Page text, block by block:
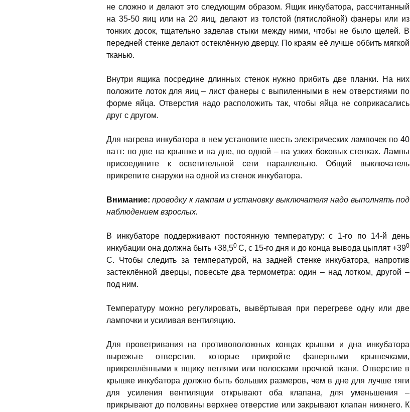
не сложно и делают это следующим образом. Ящик инкубатора, рассчитанный
на 35-50 яиц или на 20 яиц, делают из толстой (пятислойной) фанеры или из
тонких досок, тщательно заделав стыки между ними, чтобы не было щелей. В
передней стенке делают остеклённую дверцу. По краям её лучше оббить мягкой
тканью.
Внутри ящика посредине длинных стенок нужно прибить две планки. На них
положите лоток для яиц – лист фанеры с выпиленными в нем отверстиями по
форме яйца. Отверстия надо расположить так, чтобы яйца не соприкасались
друг с другом.
Для нагрева инкубатора в нем установите шесть электрических лампочек по 40
ватт: по две на крышке и на дне, по одной – на узких боковых стенках. Лампы
присоедините к осветительной сети параллельно. Общий выключатель
прикрепите снаружи на одной из стенок инкубатора.
Внимание: проводку к лампам и установку выключателя надо выполнять под
наблюдением взрослых.
В инкубаторе поддерживают постоянную температуру: с 1-го по 14-й день
инкубации она должна быть +38,50 С, с 15-го дня и до конца вывода цыплят +390
С. Чтобы следить за температурой, на задней стенке инкубатора, напротив
застеклённой дверцы, повесьте два термометра: один – над лотком, другой –
под ним.
Температуру можно регулировать, вывёртывая при перегреве одну или две
лампочки и усиливая вентиляцию.
Для проветривания на противоположных концах крышки и дна инкубатора
вырежьте отверстия, которые прикройте фанерными крышечками,
прикреплёнными к ящику петлями или полосками прочной ткани. Отверстие в
крышке инкубатора должно быть больших размеров, чем в дне для лучше тяги
для усиления вентиляции открывают оба клапана, для уменьшения –
прикрывают до половины верхнее отверстие или закрывают клапан нижнего. К